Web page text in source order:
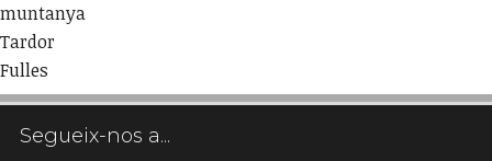
muntanya
Tardor
Fulles
Segueix-nos a...